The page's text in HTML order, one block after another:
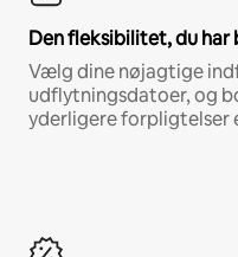
Den fleksibilitet, du har
Vælg dine nøjagtige
udflytningsdatoer, og
yderligere forpligtelser